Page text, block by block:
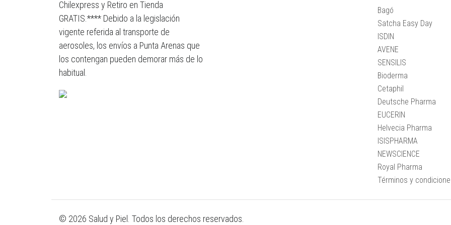
Chilexpress y Retiro en Tienda
GRATIS.**** Debido a la legislación
vigente referida al transporte de
aerosoles, los envíos a Punta Arenas que
los contengan pueden demorar más de lo
habitual.
Bagó
Satcha Easy Day
ISDIN
AVENE
SENSILIS
Bioderma
Cetaphil
Deutsche Pharma
EUCERIN
Helvecia Pharma
ISISPHARMA
NEWSCIENCE
Royal Pharma
Términos y
© 2026 Salud y Piel. Todos los derechos reservados.